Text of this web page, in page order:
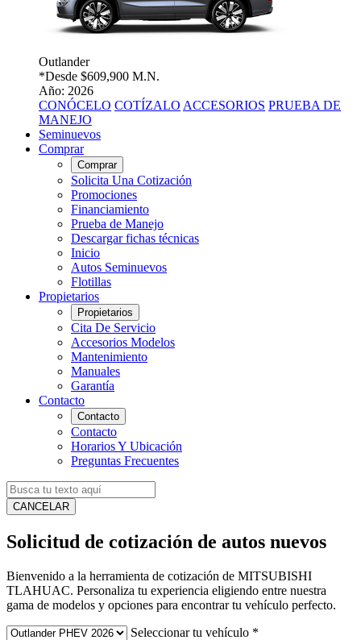
Outlander
*Desde $609,900 M.N.
Año: 2026
CONÓCELO COTÍZALO ACCESORIOS PRUEBA DE
MANEJO
Seminuevos
Comprar
Comprar
Solicita Una Cotización
Promociones
Financiamiento
Prueba de Manejo
Descargar fichas técnicas
Inicio
Autos Seminuevos
Flotillas
Propietarios
Propietarios
Cita De Servicio
Accesorios Modelos
Mantenimiento
Manuales
Garantía
Contacto
Contacto
Contacto
Horarios Y Ubicación
Preguntas Frecuentes
CANCELAR
Solicitud de cotización de autos nuevos
Bienvenido a la herramienta de cotización de MITSUBISHI
TLAHUAC. Personaliza tu experiencia eligiendo entre nuestra
gama de modelos y opciones para encontrar tu vehículo perfecto.
Seleccionar tu vehículo *